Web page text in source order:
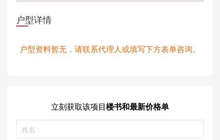
户型详情
户型资料暂无，请联系代理人或填写下方表单咨询。
立刻获取该项目楼书和最新价格单